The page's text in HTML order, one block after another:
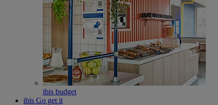
ibis budget
ibis Go get it